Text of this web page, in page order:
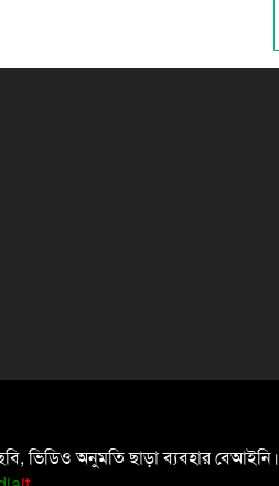
ভিডিও অনুমতি ছাড়া ব্যবহার বেআইনি।